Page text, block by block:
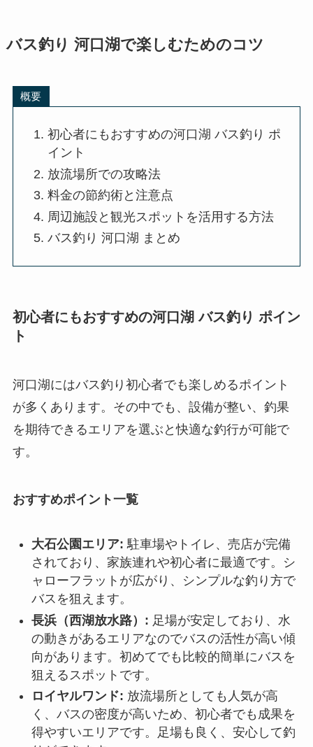
バス釣り 河口湖で楽しむためのコツ
概要
初心者にもおすすめの河口湖 バス釣り ポ
イント
放流場所での攻略法
料金の節約術と注意点
周辺施設と観光スポットを活用する方法
バス釣り 河口湖 まとめ
初心者にもおすすめの河口湖 バス釣り ポイン
ト
河口湖にはバス釣り初心者でも楽しめるポイント
が多くあります。その中でも、設備が整い、釣果
を期待できるエリアを選ぶと快適な釣行が可能で
す。
おすすめポイント一覧
大石公園エリア: 駐車場やトイレ、売店が完備
されており、家族連れや初心者に最適です。シ
ャローフラットが広がり、シンプルな釣り方で
バスを狙えます。
長浜（西湖放水路）: 足場が安定しており、水
の動きがあるエリアなのでバスの活性が高い傾
向があります。初めてでも比較的簡単にバスを
狙えるスポットです。
ロイヤルワンド: 放流場所としても人気が高
く、バスの密度が高いため、初心者でも成果を
得やすいエリアです。足場も良く、安心して釣